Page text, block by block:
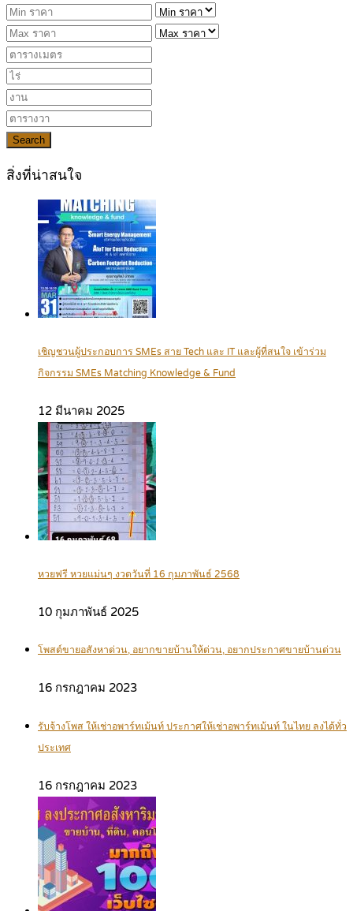
Search
สิ่งที่น่าสนใจ
เชิญชวนผู้ประกอบการ SMEs สาย Tech และ IT และผู้ที่สนใจ เข้าร่วม
กิจกรรม SMEs Matching Knowledge & Fund
12 มีนาคม 2025
หวยฟรี หวยแม่นๆ งวดวันที่ 16 กุมภาพันธ์ 2568
10 กุมภาพันธ์ 2025
โพสต์ขายอสังหาด่วน, อยากขายบ้านให้ด่วน, อยากประกาศขายบ้านด่วน
16 กรกฎาคม 2023
รับจ้างโพส ให้เช่าอพาร์ทเม้นท์ ประกาศให้เช่าอพาร์ทเม้นท์ ในไทย ลงได้ทั่ว
ประเทศ
16 กรกฎาคม 2023